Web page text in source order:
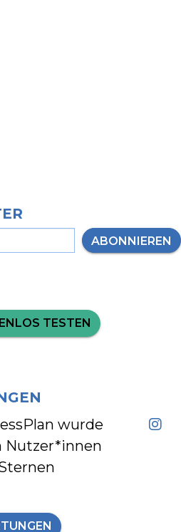
ABONNIEREN
TESTEN
wurde
Nutzer*innen